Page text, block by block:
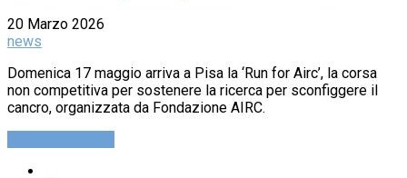
20 Marzo 2026
news
Domenica 17 maggio arriva a Pisa la ‘Run for Airc’, la corsa
non competitiva per sostenere la ricerca per sconfiggere il
cancro, organizzata da Fondazione AIRC.